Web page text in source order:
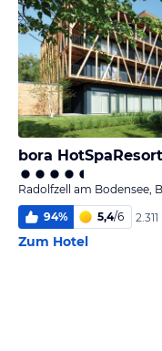
bora HotSpaResort
Radolfzell am Bodensee,
94% 5,4/6
Zum Hotel